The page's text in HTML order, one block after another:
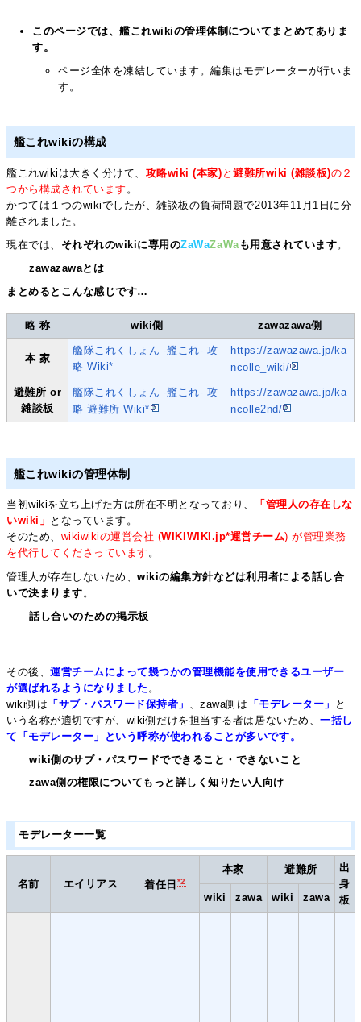
このページでは、艦これwikiの管理体制についてまとめてありま
す。
ページ全体を凍結しています。編集はモデレーターが行いま
す。
艦これwikiの構成
艦これwikiは大きく分けて、 攻略wiki (本家) と避難所wiki (雑談板)の２
つから構成されています 。
かつては１つのwikiでしたが、雑談板の負荷問題で2013年11月1日に分
離されました。
現在では、 それぞれのwikiに専用のZaWaZaWa も用意されています。
zawazawaとは
まとめるとこんな感じです…
略 称 wiki側 zawazawa側
本 家
艦隊これくしょん -艦これ- 攻
略 Wiki*
https://zawazawa.jp/ka
ncolle_wiki/
避難所 or
雑談板
艦隊これくしょん -艦これ- 攻
略 避難所 Wiki*
https://zawazawa.jp/ka
ncolle2nd/
艦これwikiの管理体制
当初wikiを立ち上げた方は所在不明となっており、
「管理人の存在しな
いwiki」 となっています。
そのため、 wikiwikiの運営会社 (WIKIWIKI.jp*運営チーム) が管理業務
を代行してくださっています 。
管理人が存在しないため、wikiの編集方針などは利用者による話し合
いで決まります 。
話し合いのための掲示板
その後、運営チームによって幾つかの管理機能を使用できるユーザー
が選ばれるようになりました 。
wiki側は 「サブ・パスワード保持者」 、zawa側は 「モデレーター」
と
いう名称が適切ですが、wiki側だけを担当する者は居ないため、一括し
て「モデレーター」という呼称が使われることが多いです。
wiki側のサブ・パスワードでできること・できないこと
zawa側の権限についてもっと詳しく知りたい人向け
モデレーター一覧
名前 エイリアス 着任日 *2
本家 避難所
出
身
板
wiki
zawa wiki zawa